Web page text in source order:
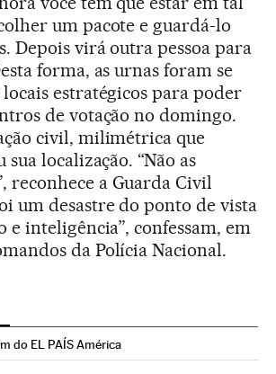
um pacote e guardá-lo
Depois virá outra pessoa para
forma, as urnas foram se
estratégicos para poder
de votação no domingo.
civil, milimétrica que
localização. “Não as
reconhece a Guarda Civil
um desastre do ponto de vista
e inteligência”, confessam, em
da Polícia Nacional.
do EL PAÍS América